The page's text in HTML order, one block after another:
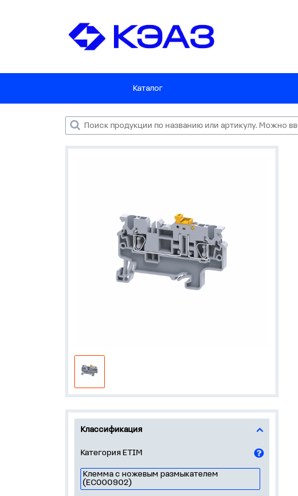
Каталог
Классификация
Категория ETIM
Клемма с ножевым размыкателем
(EC000902)